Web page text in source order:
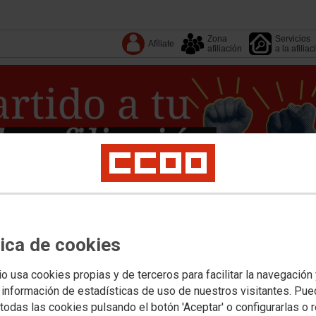
de cookies
usa cookies propias y de terceros para facilitar la navegación
de estadísticas de uso de nuestros visitantes.
las cookies pulsando el botón 'Aceptar' o configurarlas o
Afíliate
Zona
afiliación
Servicios
a la
Salud laboral Medioambiente Empleo Formación Igualdad
Política
Conoce CCOO Escuela de Verano Laboralista Anita Sirgo
Portal
Actualidad